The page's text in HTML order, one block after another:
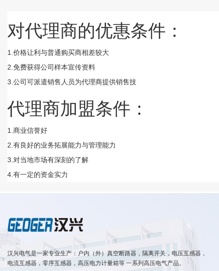
对代理商的优惠条件：
1.价格让利与普通购买商相差较大
2.免费获得公司样本宣传资料
3.公司可派遣销售人员为代理商提供销售技
代理商加盟条件：
1.商业信誉好
2.有良好的业务拓展能力与管理能力
3.对当地市场有深刻的了解
4.有一定的资金实力
汉兴电气是一家专业生产：户内（外）真空断路器，隔离开关，电压互感器，
电流互感器，零序互感器，高压电力计量箱等 一系列高压电气产品。